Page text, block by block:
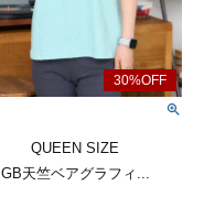
QUEEN SIZE
GB天竺ベアグラフィ...